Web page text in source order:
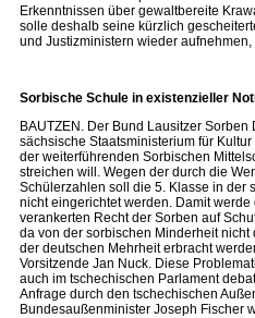
Erkenntnissen über gewaltbereite
solle deshalb seine kürzlich
und Justizministern wieder
Sorbische Schule in existenzieller
BAUTZEN. Der Bund Lausitzer
sächsische Staatsministerium für
der weiterführenden Sorbischen
streichen will. Wegen der durch die
Schülerzahlen soll die 5. Klasse in der
nicht eingerichtet werden. Damit
verankerten Recht der Sorben auf
da von der sorbischen Minderheit
der deutschen Mehrheit erbracht
Vorsitzende Jan Nuck. Diese
auch im tschechischen Parlament
Anfrage durch den tschechischen
Bundesaußenminister Joseph Fischer